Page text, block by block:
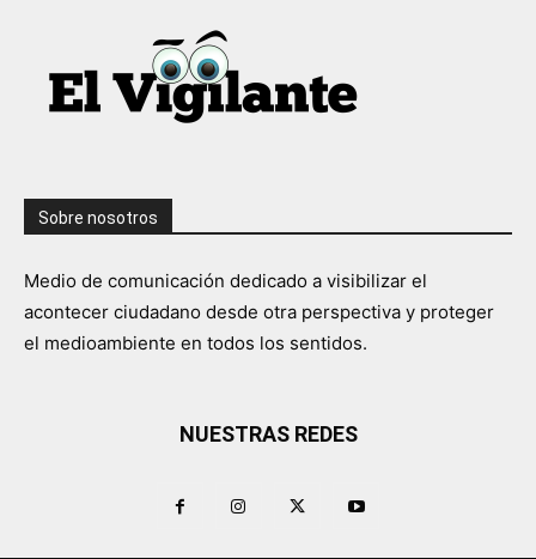
Sobre nosotros
Medio de comunicación dedicado a visibilizar el
acontecer ciudadano desde otra perspectiva y proteger
el medioambiente en todos los sentidos.
NUESTRAS REDES